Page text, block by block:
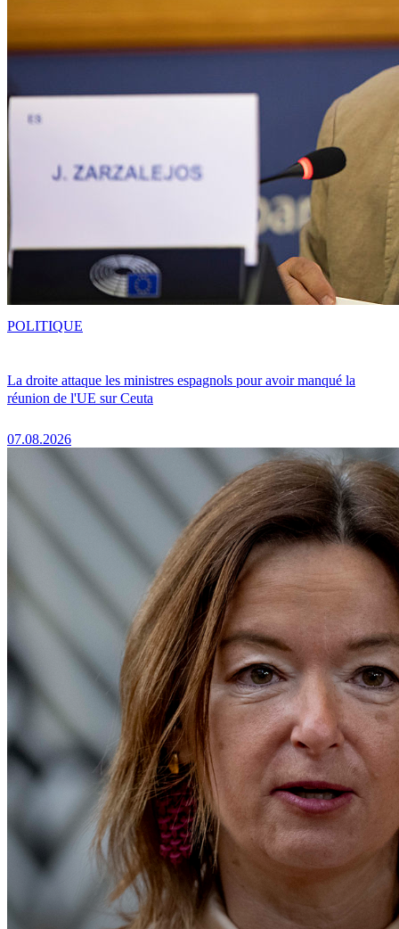
La droite attaque les ministres espagnols pour avoir manqué la
réunion de l'UE sur Ceuta
07.08.2026
POLITIQUE